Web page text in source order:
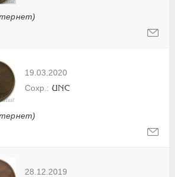
19.03.2020
UNC
28.12.2019